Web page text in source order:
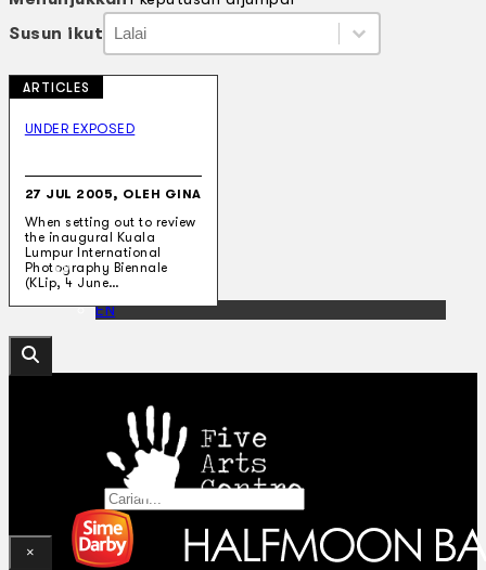
Teater
Penapisan
Sejarah Lisan
Mengenai Kami
Hubungi Kami
BM
EN
Cari laman web
×
Susun ikut Susun ikut
Susun ikut
Susun ikut
ARTICLES
UNDER EXPOSED
27 JUL 2005, OLEH GINA
When setting out to review
the inaugural Kuala
Lumpur International
Photography Biennale
(KLip, 4 June…